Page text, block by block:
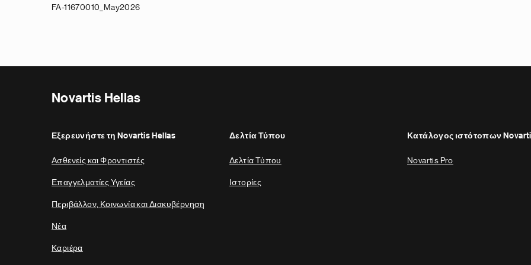
FA-11670010_May2026
Novartis Hellas
Εξερευνήστε τη Novartis Hellas
Ασθενείς και Φροντιστές
Επαγγελματίες Υγείας
Περιβάλλον, Κοινωνία και Διακυβέρνηση
Νέα
Καριέρα
Δελτία Τύπου
Δελτία Τύπου
Ιστορίες
Κατάλογος ιστότοπων
Novartis Pro